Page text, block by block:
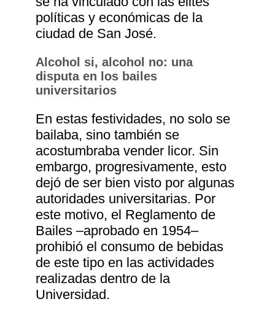
políticas y económicas de la
ciudad de San José.
Alcohol si, alcohol no: una
disputa en los bailes
universitarios
En estas festividades, no solo se
bailaba, sino también se
acostumbraba vender licor. Sin
embargo, progresivamente, esto
dejó de ser bien visto por algunas
autoridades universitarias. Por
este motivo, el Reglamento de
Bailes ‒aprobado en 1954‒
prohibió el consumo de bebidas
de este tipo en las actividades
realizadas dentro de la
Universidad.